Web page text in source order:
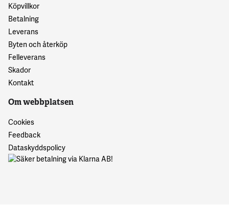
Köpvillkor
Betalning
Leverans
Byten och återköp
Felleverans
Skador
Kontakt
Om webbplatsen
Cookies
Feedback
Dataskyddspolicy